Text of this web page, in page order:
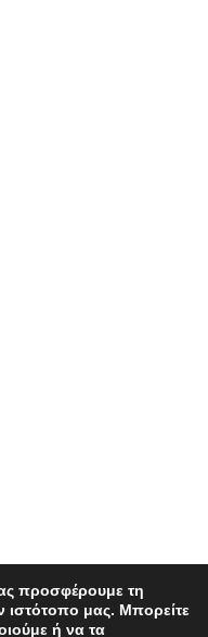
προσφέρουμε τη
ιστότοπο μας. Μπορείτε
ή να τα